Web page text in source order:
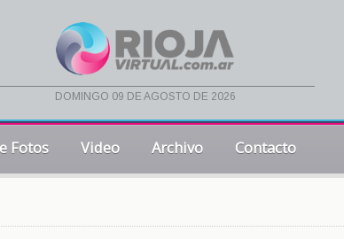
domingo 09 de agosto de 2026
Fotos Video Archivo Contacto